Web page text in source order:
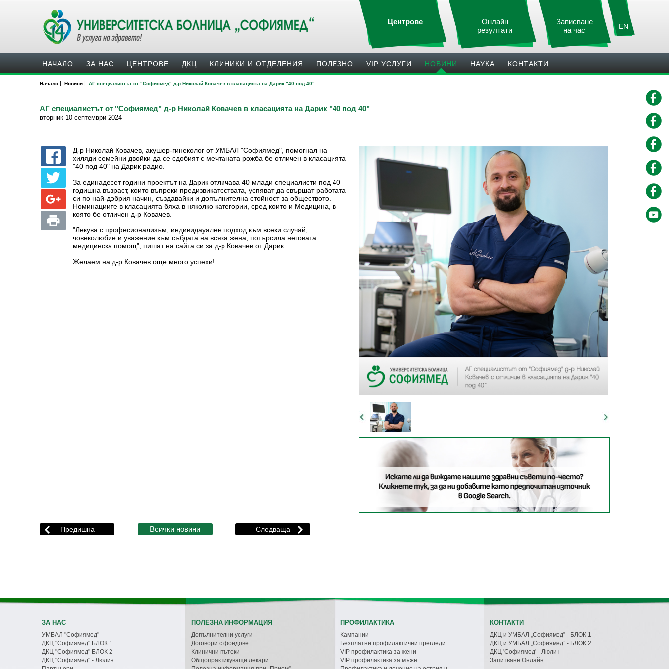
EN
Записване
на час
Онлайн
резултати
Центрове
НАЧАЛО ЗА НАС ЦЕНТРОВЕ ДКЦ КЛИНИКИ И ОТДЕЛЕНИЯ ПОЛЕЗНO VIP УСЛУГИ НОВИНИ НАУКА КОНТАКТИ
Начало | Новини | АГ специалистът от "Софиямед" д-р Николай Ковачев в класацията на Дарик "40 под 40"
АГ специалистът от "Софиямед" д-р Николай Ковачев в класацията на Дарик "40 под 40"
вторник 10 септември 2024
Д-р Николай Ковачев, акушер-гинеколог от УМБАЛ "Софиямед", помогнал на
хиляди семейни двойки да се сдобият с мечтаната рожба бе отличен в класацията
"40 под 40" на Дарик радио.
За единадесет години проектът на Дарик отличава 40 млади специалисти под 40
годишна възраст, които въпреки предизвикатествата, успяват да свършат работата
си по най-добрия начин, създавайки и допълнителна стойност за обществото.
Номинациите в класацията бяха в няколко категории, сред които и Медицина, в
която бе отличен д-р Ковачев.
"Лекува с професионализъм, индивидауален подход към всеки случай,
човеколюбие и уважение към събдата на всяка жена, потърсила неговата
медицинска помощ", пишат на сайта си за д-р Ковачев от Дарик.
Желаем на д-р Ковачев още много успехи!
ЗА НАС
УМБАЛ "Софиямед"
ДКЦ "Софиямед" БЛОК 1
ДКЦ "Софиямед" БЛОК 2
ДКЦ "Софиямед" - Люлин
ПОЛЕЗНА ИНФОРМАЦИЯ
Допълнителни услуги
Договори с фондове
Клинични пътеки
Общопрактикуващи лекари
ПРОФИЛАКТИКА
Кампании
Безплатни профилактични прегледи
VIP профилактика за жени
VIP профилактика за мъже
КОНТАКТИ
ДКЦ и УМБАЛ „Софиямед” - БЛОК 1
ДКЦ и УМБАЛ „Софиямед” - БЛОК 2
ДКЦ 'Софиямед' - Люлин
Запитване Онлайн